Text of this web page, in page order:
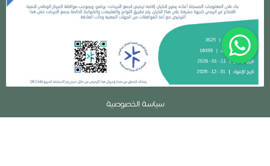
سياسة الخصوصية